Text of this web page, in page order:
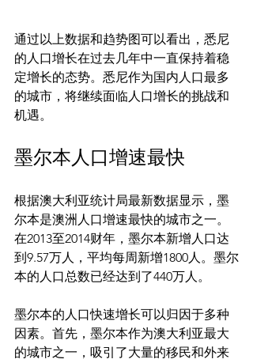
通过以上数据和趋势图可以看出，悉尼
的人口增长在过去几年中一直保持着稳
定增长的态势。悉尼作为国内人口最多
的城市，将继续面临人口增长的挑战和
墨尔本人口增速最快
根据澳大利亚统计局最新数据显示，墨
尔本是澳洲人口增速最快的城市之一。
在2013至2014财年，墨尔本新增人口达
到9.57万人，平均每周新增1800人。墨尔
本的人口总数已经达到了440万人。
墨尔本的人口快速增长可以归因于多种
因素。首先，墨尔本作为澳大利亚最大
的城市之一，吸引了大量的移民和外来